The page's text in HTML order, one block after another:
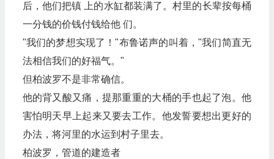
后，他们把镇 上的水缸都装满了。村里的长辈按每桶
一分钱的价钱付钱给他 们。
"我们的梦想实现了！"布鲁诺声的叫着，"我们简直无
法相信我们的好福气。"
但柏波罗不是非常确信。
他的背又酸又痛，提那重重的大桶的手也起了泡。他
害怕明天早上起来又要去工作。他发誓要想出更好的
办法，将河里的水运到村子里去。
柏波罗，管道的建造者